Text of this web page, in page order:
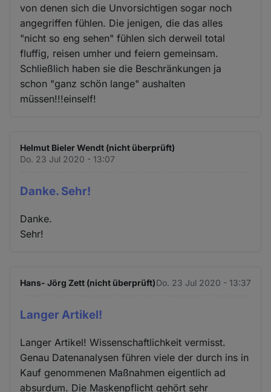
von denen sich die Unvorsichtigen sogar noch
angegriffen fühlen. Die jenigen, die das alles
"nicht so eng sehen" fühlen sich derweil total
fluffig, reisen umher und feiern gemeinsam.
Schließlich haben sie die Beschränkungen ja
schon "ganz schön lange" aushalten
müssen!!!einself!
Helmut Bieler Wendt (nicht überprüft)
Do. 23 Jul 2020 - 13:07
Danke. Sehr!
Danke.
Sehr!
Hans- Jörg Zett (nicht überprüft)Do. 23 Jul 2020 - 13:37
Langer Artikel!
Langer Artikel! Wissenschaftlichkeit vermisst.
Genau Datenanalysen führen viele der durch ins in
Kauf genommenen Maßnahmen eigentlich ad
absurdum. Die Maskenpflicht gehört sehr